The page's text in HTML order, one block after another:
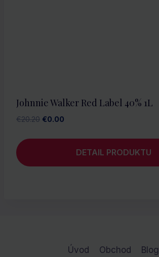
Johnnie Walker Red Label 40% 1L
€20.20 Pôvodná
€0.00
€0.00.DETAIL PRODUKTU
Úvod Obchod Blog